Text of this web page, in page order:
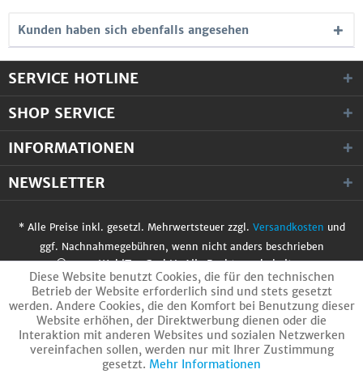
Kunden haben sich ebenfalls angesehen
SERVICE HOTLINE
SHOP SERVICE
INFORMATIONEN
NEWSLETTER
* Alle Preise inkl. gesetzl. Mehrwertsteuer zzgl. Versandkosten und
ggf. Nachnahmegebühren, wenn nicht anders beschrieben
© 2017 WobiTec GmbH. Alle Rechte vorbehalten.
Diese Website benutzt Cookies, die für den technischen
Betrieb der Website erforderlich sind und stets gesetzt
werden. Andere Cookies, die den Komfort bei Benutzung dieser
Website erhöhen, der Direktwerbung dienen oder die
Interaktion mit anderen Websites und sozialen Netzwerken
vereinfachen sollen, werden nur mit Ihrer Zustimmung
gesetzt. Mehr Informationen